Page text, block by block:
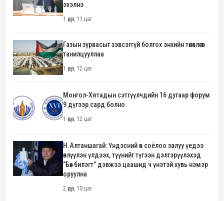
эхэлнэ
1 өдөр, 11 цаг
Газын зурвасыг зэвсэггүй болгох энхийн төлөвлөгөөг
танилцууллаа
1 өдөр, 12 цаг
Монгол-Хятадын сэтгүүлчдийн 16 дугаар форум
9 дүгээр сард болно
1 өдөр, 12 цаг
Н.Алтаншагай: Үндэсний өв соёлоо залуу үедээ
өвлүүлэн үлдээх, түүнийг түгээн дэлгэрүүлэхэд
“Бөх билэгт” дэвжээ цаашид ч үнэтэй хувь нэмэр
оруулна
2 өдөр, 10 цаг